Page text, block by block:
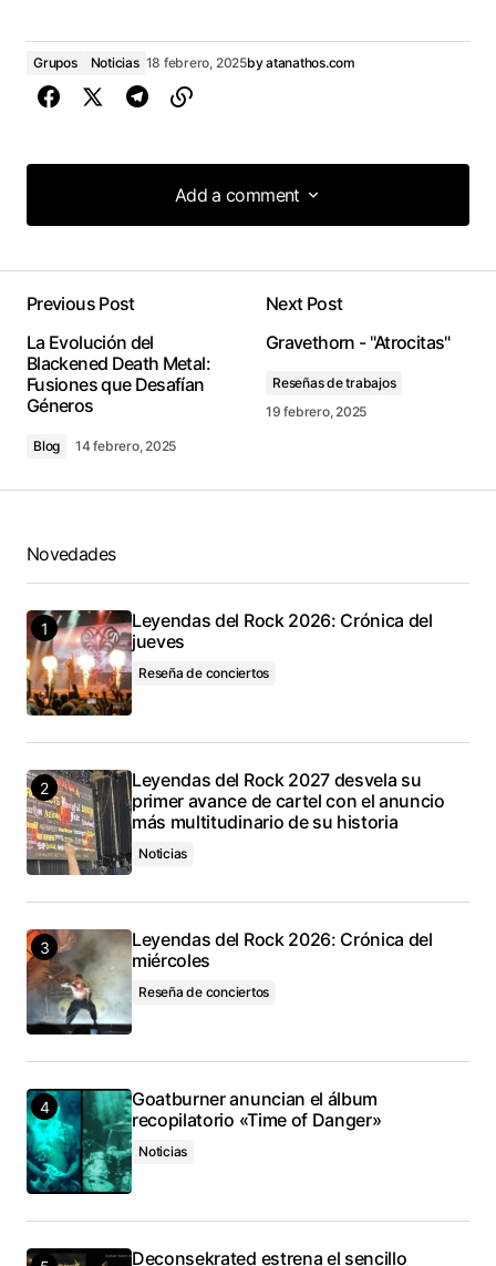
Grupos Noticias 18 febrero, 2025byatanathos.com
Add a comment
Add a comment
Previous Post
La Evolución del
Blackened Death Metal:
Fusiones que Desafían
Géneros
Blog 14 febrero, 2025
Next Post
Gravethorn - "Atrocitas"
Reseñas de trabajos
19 febrero, 2025
Novedades
Leyendas del Rock 2026: Crónica del
jueves
Reseña de conciertos
Leyendas del Rock 2027 desvela su
primer avance de cartel con el anuncio
más multitudinario de su historia
Noticias
Leyendas del Rock 2026: Crónica del
miércoles
Reseña de conciertos
Goatburner anuncian el álbum
recopilatorio «Time of Danger»
Noticias
Deconsekrated estrena el sencillo